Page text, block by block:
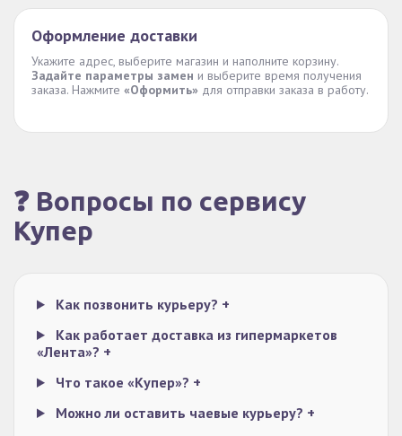
Оформление доставки
Укажите адрес, выберите магазин и наполните корзину.
Задайте параметры замен и выберите время получения
заказа. Нажмите «Оформить» для отправки заказа в работу.
❓ Вопросы по сервису
Купер
Как позвонить курьеру? +
Как работает доставка из гипермаркетов
«Лента»? +
Что такое «Купер»? +
Можно ли оставить чаевые курьеру? +